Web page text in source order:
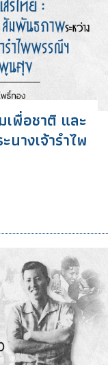
เพื่อชาติ และ
างเจ้ารำไพ